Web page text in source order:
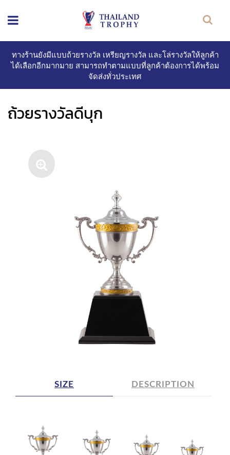
ทางร้านยังมีแบบถ้วยรางวัล เหรียญรางวัล และโล่รางวัลให้ลูกค้า
ได้เลือกอีกมากมาย สามารถทำตามแบบที่ลูกค้าต้องการได้พร้อม
จัดส่งทั่วประเทศ
ถ้วยรางวัลดีบุก
SIZE DESCRIPTION